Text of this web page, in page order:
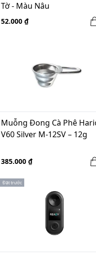
Tờ - Màu Nâu
52.000 ₫
Muỗng Đong Cà Phê
V60 Silver M-12SV – 12g
385.000 ₫
Đặt trước